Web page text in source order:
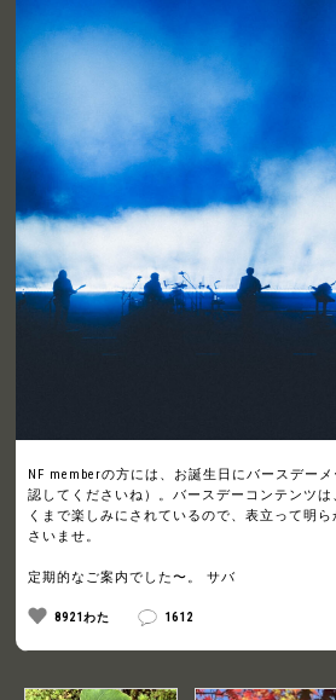
NF memberの方には、お誕生日にバースデー
認してくださいね）。バースデーコンテンツ
くまで楽しみにされているので、表立って明
さいませ。
定期的なご案内でした〜。 サバ
8921わた 1612